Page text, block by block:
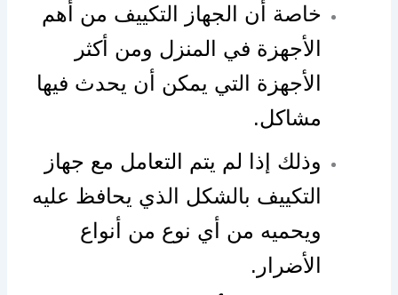
خاصة أن الجهاز التكييف من أهم
الأجهزة في المنزل ومن أكثر
الأجهزة التي يمكن أن يحدث فيها
مشاكل.
وذلك إذا لم يتم التعامل مع جهاز
التكييف بالشكل الذي يحافظ عليه
ويحميه من أي نوع من أنواع
الأضرار.